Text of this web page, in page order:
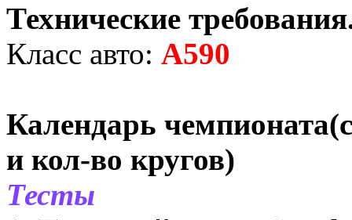
Технические
Класс авто: A590
Календарь
и кол-во кругов)
Тесты